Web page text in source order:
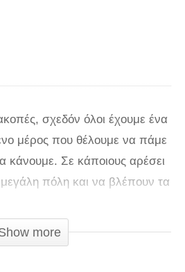
σχεδόν όλοι έχουμε ένα
μέρος που θέλουμε να πάμε
κάνουμε. Σε κάποιους αρέσει
πόλη και να βλέπουν τα
Κάποιοι το παίρνουν
οι περιπετειώδεις τύποι
more